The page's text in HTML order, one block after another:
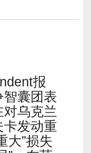
报
囊团表
乌克兰
发动重
大”损失